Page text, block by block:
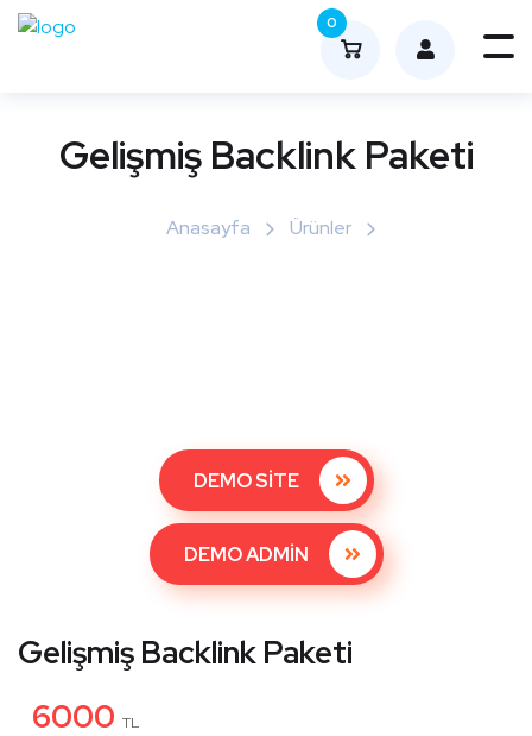
0
Me
Gelişmiş Backlink Paketi
Anasayfa Ürünler
DEMO SİTE
DEMO ADMİN
Gelişmiş Backlink Paketi
6000 TL